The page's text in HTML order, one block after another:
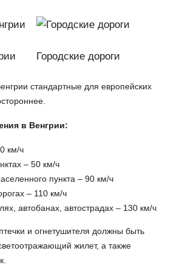
Городские дороги
стандартные для европейских
в Венгрии:
км/ч
– 50 км/ч
пункта – 90 км/ч
– 110 км/ч
автобанах, автострадах – 130 км/ч
и огнетушителя должны быть
жилет, а также